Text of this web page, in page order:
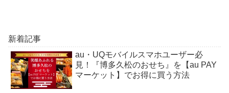
新着記事
au・UQモバイルスマホユーザー必
見！『博多久松のおせち』を【au PAY
マーケット】でお得に買う方法